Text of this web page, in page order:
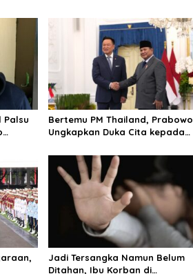
Palsu
Bertemu PM Thailand, Prabowo
Ungkapkan Duka Cita kepada
ke Raja Thailand
Jadi Tersangka Namun Belum
Ditahan, Ibu Korban di